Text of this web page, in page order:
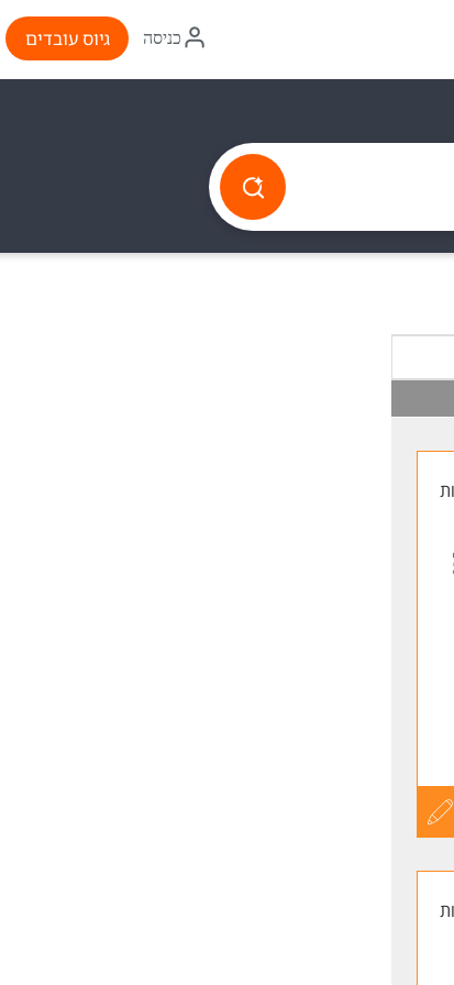
איקון
התחברות
כניסה גיוס עובדים
עדכון